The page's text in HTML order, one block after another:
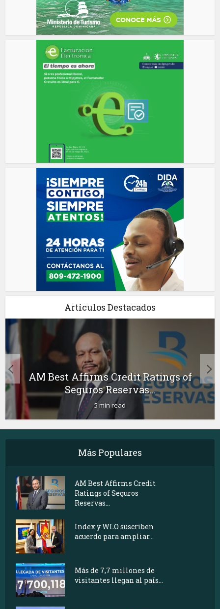
Artículos Destacados
AM Best Affirms Credit Ratings of
Seguros Reservas...
5 min read
Más Populares
AM Best Affirms Credit
Ratings of Seguros
Reservas...
Index y WLO suscriben
acuerdo para ampliar...
Más de 7,7 millones de
visitantes llegan al país...